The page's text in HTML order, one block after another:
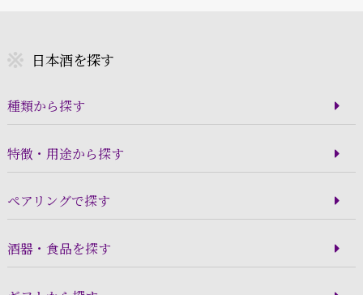
日本酒を探す
種類から探す
特徴・用途から探す
ペアリングで探す
酒器・食品を探す